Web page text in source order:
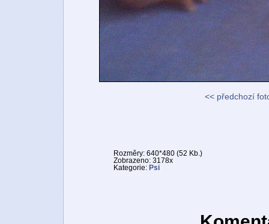
<< předchozí
Rozměry: 640*480 (52 Kb.)
Zobrazeno: 3178x
Kategorie: Psi